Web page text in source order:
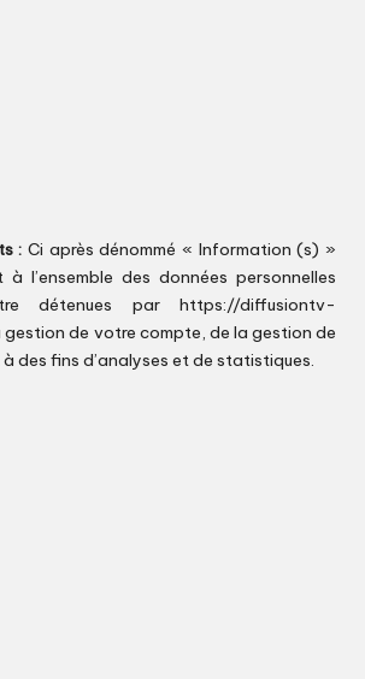
: Ci après dénommé « Information (s) »
l’ensemble des données personnelles
détenues par https://diffusiontv-
gestion de votre compte, de la gestion de
des fins d’analyses et de statistiques.